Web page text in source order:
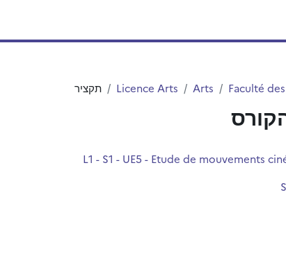
Faculté
Arts
Licence Arts תקציר
L1 - S1 - UE5 - Etude de mouvements